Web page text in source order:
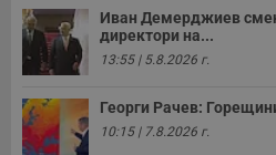
Иван Демерджиев
директори на...
13:55 | 5.8.2026 г.
Георги Рачев:
10:15 | 7.8.2026 г.